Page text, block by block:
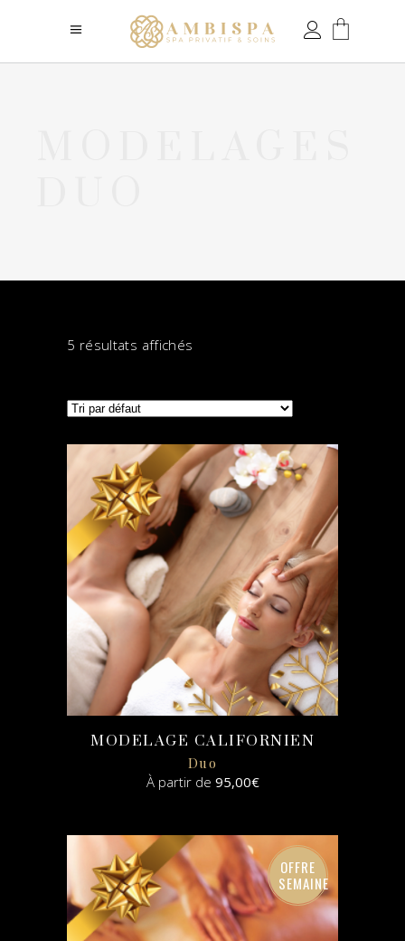
5 résultats affichés
MODELAGE CALIFORNIEN
Duo
À partir de 95,00€
SELECT
OPTIONS
OFFRE
SEMAINE